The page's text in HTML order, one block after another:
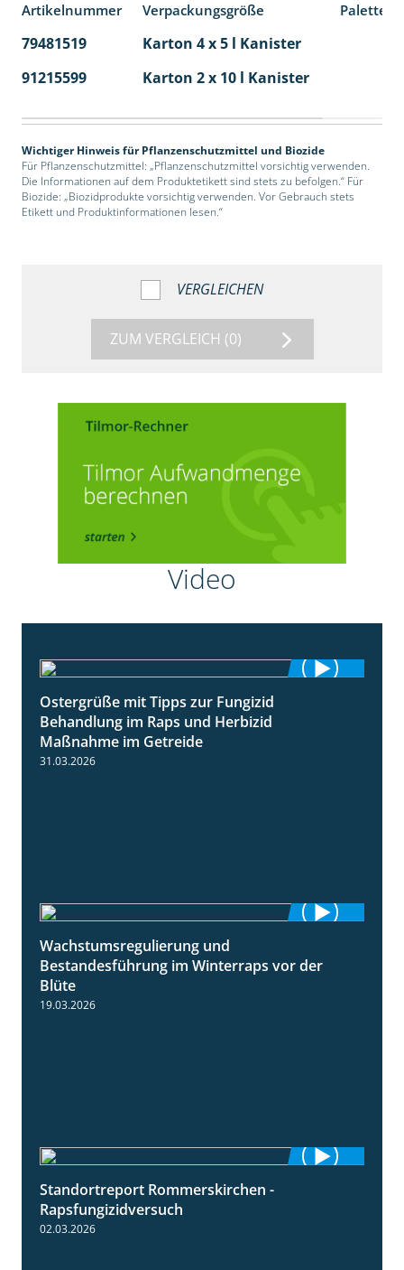
Artikelnummer Verpackungsgröße
79481519 Karton 4 x 5 l Kanister
91215599
Karton 2 x 10 l Kanister
Wichtiger Hinweis für Pflanzenschutzmittel und Biozide
Für Pflanzenschutzmittel: „Pflanzenschutzmittel vorsichtig verwenden.
Die Informationen auf dem Produktetikett sind stets zu befolgen.“ Für
Biozide: „Biozidprodukte vorsichtig verwenden. Vor Gebrauch stets
Etikett und Produktinformationen lesen.“
VERGLEICHEN
ZUM VERGLEICH (0)
Video
Ostergrüße mit Tipps zur Fungizid
Behandlung im Raps und Herbizid
Maßnahme im Getreide
31.03.2026
Wachstumsregulierung und
Bestandesführung im Winterraps vor der
Blüte
19.03.2026
Standortreport Rommerskirchen -
Rapsfungizidversuch
02.03.2026